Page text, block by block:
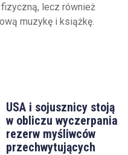
lecz również
muzykę i książkę.
USA i sojusznicy stoją
w obliczu wyczerpania
rezerw myśliwców
przechwytujących